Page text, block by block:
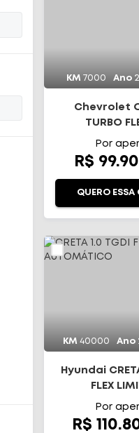
KM 7000 Ano
Chevrolet
TURBO
Por
R$
QUERO ESSA
KM 40000 Ano
Hyundai
FLEX
Por
R$